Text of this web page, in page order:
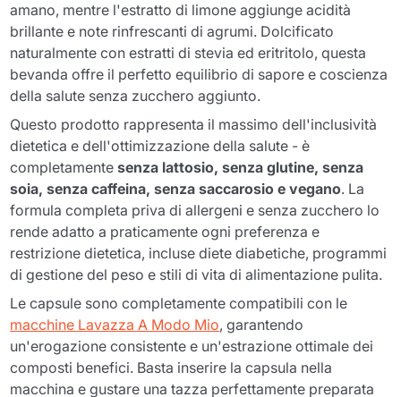
amano, mentre l'estratto di limone aggiunge acidità
brillante e note rinfrescanti di agrumi. Dolcificato
naturalmente con estratti di stevia ed eritritolo, questa
bevanda offre il perfetto equilibrio di sapore e coscienza
della salute senza zucchero aggiunto.
Questo prodotto rappresenta il massimo dell'inclusività
dietetica e dell'ottimizzazione della salute - è
completamentesenza lattosio, senza glutine, senza
soia, senza caffeina, senza saccarosio e vegano. La
formula completa priva di allergeni e senza zucchero lo
rende adatto a praticamente ogni preferenza e
restrizione dietetica, incluse diete diabetiche, programmi
di gestione del peso e stili di vita di alimentazione pulita.
Le capsule sono completamente compatibili con le
macchine Lavazza A Modo Mio, garantendo
un'erogazione consistente e un'estrazione ottimale dei
composti benefici. Basta inserire la capsula nella
macchina e gustare una tazza perfettamente preparata